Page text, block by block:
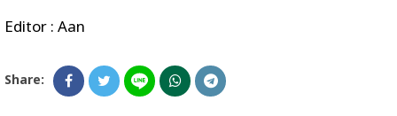
Editor : Aan
Share: